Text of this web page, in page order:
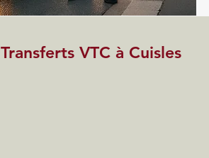
Transferts VTC à Cuisles